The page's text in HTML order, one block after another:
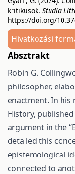
kritikusok. Studia
https://doi.org/
Hivatkozási
Absztrakt
Robin G.
philosopher,
enactment. In his
History,
argument in the
detailed this
epistemological
connected to